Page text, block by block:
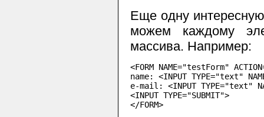
Еще одну
можем каждому
массива. Например:
<FORM NAME="testForm"
name: <INPUT TYPE="text"
e-mail: <INPUT TYPE="text"
<INPUT TYPE="SUBMIT">